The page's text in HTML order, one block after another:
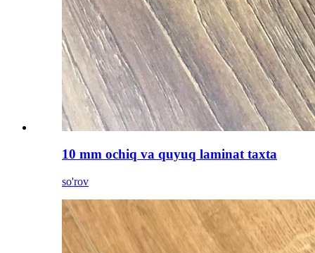
10 mm ochiq va quyuq laminat taxta
so'rov